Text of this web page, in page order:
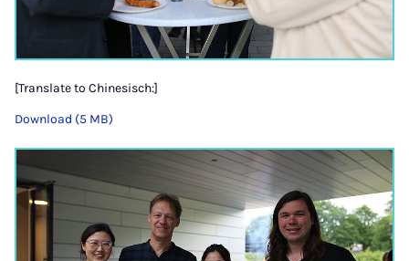
[Translate to Chinesisch:]
Download (5 MB)